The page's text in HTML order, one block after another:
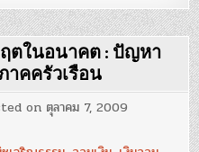
ตในอนาคต : ปัญหา
าคครัวเรือน
on ตุลาคม 7, 2009